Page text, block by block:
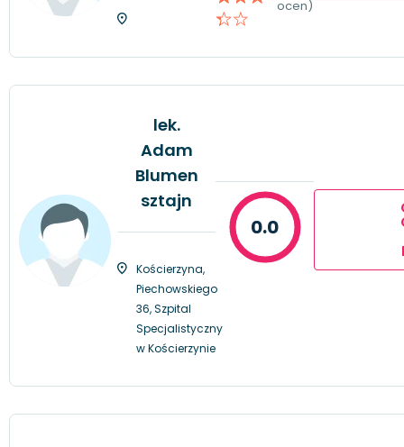
ocen)
lek.
Adam
Blumen
sztajn
Kościerzyna,
Piechowskiego
36, Szpital
Specjalistyczny
w Kościerzynie
0.0